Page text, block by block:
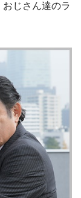
おじさん達のラ